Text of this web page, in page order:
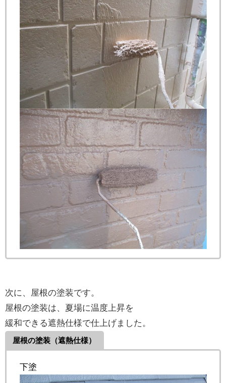
次に、屋根の塗装です。
屋根の塗装は、夏場に温度上昇を
緩和できる遮熱仕様で仕上げました。
屋根の塗装（遮熱仕様）
下塗